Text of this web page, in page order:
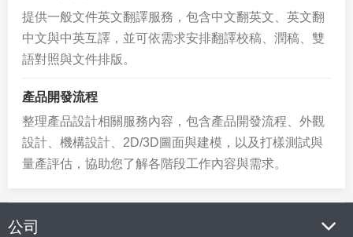
提供一般文件英文翻譯服務，包含中文翻英文、英文翻
中文與中英互譯，並可依需求安排翻譯校稿、潤稿、雙
語對照與文件排版。
產品開發流程
整理產品設計相關服務內容，包含產品開發流程、外觀
設計、機構設計、2D/3D圖面與建模，以及打樣測試與
量產評估，協助您了解各階段工作內容與需求。
公司